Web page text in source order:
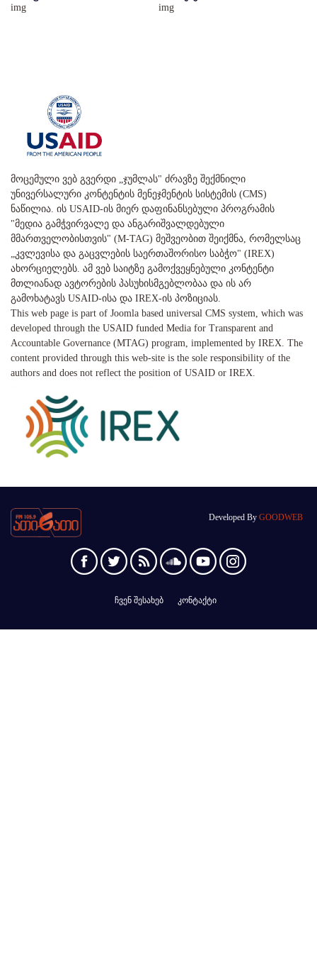
მოცემული ვებ გვერდი „ჯუმლას" ძრავზე შექმნილი
უნივერსალური კონტენტის მენეჯმენტის სისტემის (CMS)
ნაწილია. ის USAID-ის მიერ დაფინანსებული პროგრამის
"მედია გამჭვირვალე და ანგარიშვალდებული
მმართველობისთვის" (M-TAG) მეშვეობით შეიქმნა, რომელსაც
„კვლევისა და გაცვლების საერთაშორისო საბჭო" (IREX)
ახორციელებს. ამ ვებ საიტზე გამოქვეყნებული კონტენტი
მთლიანად ავტორების პასუხისმგებლობაა და ის არ
გამოხატავს USAID-ისა და IREX-ის პოზიციას.
This web page is part of Joomla based universal CMS system, which was
developed through the USAID funded Media for Transparent and
Accountable Governance (MTAG) program, implemented by IREX. The
content provided through this web-site is the sole responsibility of the
authors and does not reflect the position of USAID or IREX.
Developed By GOODWEB
ჩვენ შესახებ კონტაქტი